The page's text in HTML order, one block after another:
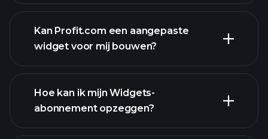
Kan Profit.com een ​​aangepaste
widget voor mij bouwen?
contact@profit.com
Hoe kan ik mijn Widgets-
abonnement opzeggen?